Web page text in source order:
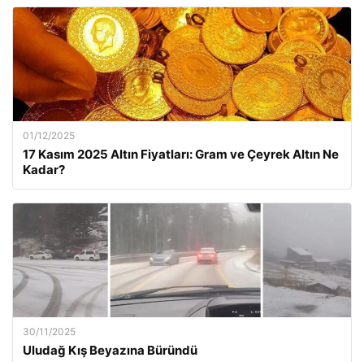
01/12/2025
17 Kasım 2025 Altın Fiyatları: Gram ve Çeyrek Altın Ne
Kadar?
30/11/2025
Uludağ Kış Beyazına Büründü